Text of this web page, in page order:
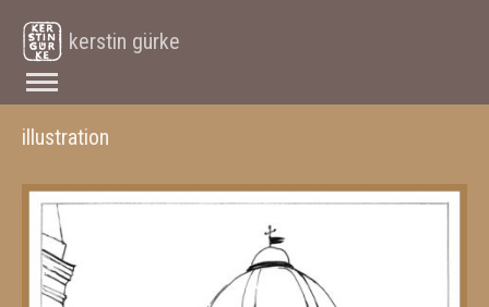
kerstin gürke
illustration